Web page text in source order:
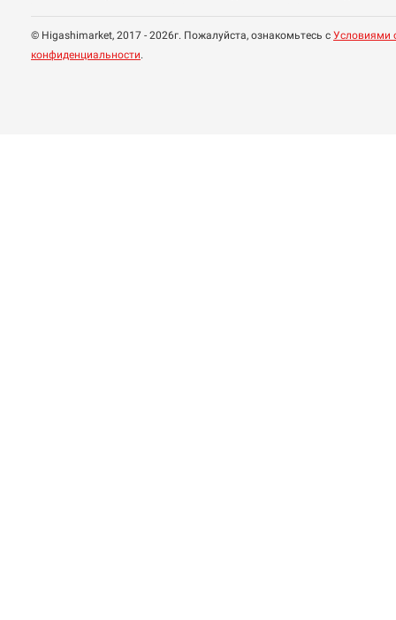
© Higashimarket, 2017 - 2026г. Пожалуйста, ознакомьтесь с Условиями
конфиденциальности.